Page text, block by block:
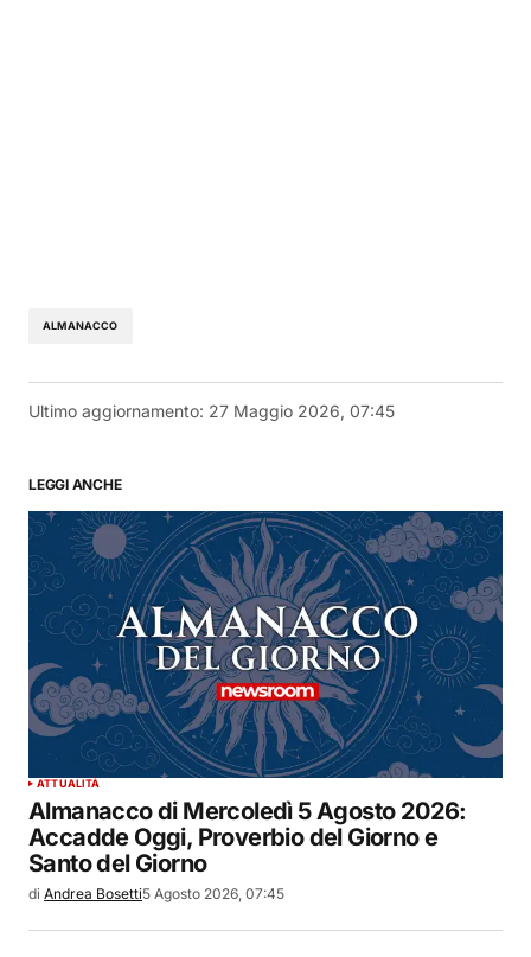
ALMANACCO
Ultimo aggiornamento: 27 Maggio 2026, 07:45
LEGGI ANCHE
ATTUALITÀ
Almanacco di Mercoledì 5 Agosto 2026:
Accadde Oggi, Proverbio del Giorno e
Santo del Giorno
di Andrea Bosetti5 Agosto 2026, 07:45